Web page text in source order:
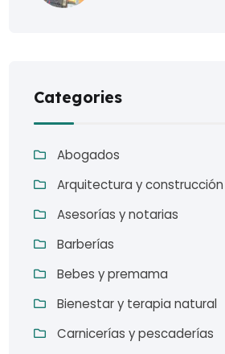
Categories
Abogados
Arquitectura y construcción
Asesorías y notarias
Barberías
Bebes y premama
Bienestar y terapia natural
Carnicerías y pescaderías